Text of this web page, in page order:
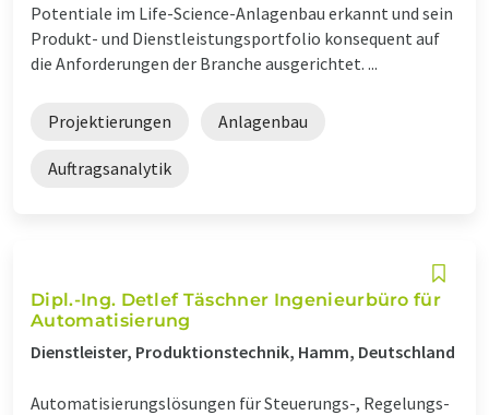
Potentiale im Life-Science-Anlagenbau erkannt und sein
Produkt- und Dienstleistungsportfolio konsequent auf
die Anforderungen der Branche ausgerichtet. ...
Projektierungen Anlagenbau
Auftragsanalytik
Dipl.-Ing. Detlef Täschner Ingenieurbüro für
Automatisierung
Dienstleister, Produktionstechnik, Hamm, Deutschland
Automatisierungslösungen für Steuerungs-, Regelungs-